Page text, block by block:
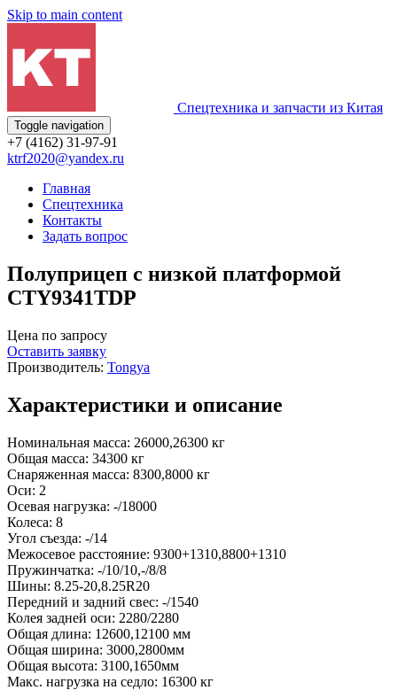
Skip to main content
Спецтехника и запчасти из Китая
Toggle navigation
+7 (4162) 31-97-91
ktrf2020@yandex.ru
Главная
Спецтехника
Контакты
Задать вопрос
Полуприцеп с низкой платформой
CTY9341TDP
Цена по запросу
Оставить заявку
Производитель: Tongya
Характеристики и описание
Номинальная масса: 26000,26300 кг
Общая масса: 34300 кг
Снаряженная масса: 8300,8000 кг
Оси: 2
Осевая нагрузка: -/18000
Колеса: 8
Угол съезда: -/14
Межосевое расстояние: 9300+1310,8800+1310
Пружинчатка: -/10/10,-/8/8
Шины: 8.25-20,8.25R20
Передний и задний свес: -/1540
Колея задней оси: 2280/2280
Общая длина: 12600,12100 мм
Общая ширина: 3000,2800мм
Общая высота: 3100,1650мм
Макс. нагрузка на седло: 16300 кг